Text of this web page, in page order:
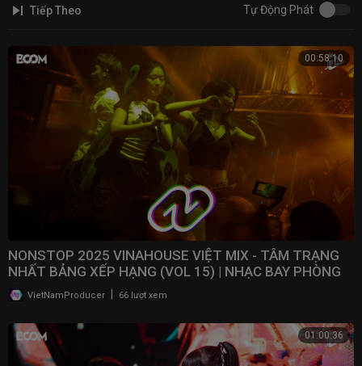
Tiếp Theo Tự Động Phát
00:58:10
NONSTOP 2025 VINAHOUSE VIỆT MIX - TÂM TRẠNG
NHẤT BẢNG XẾP HẠNG (VOL 15) | NHẠC BAY PHÒNG
2025VietNamProducer 66 lượt xem
01:00:36